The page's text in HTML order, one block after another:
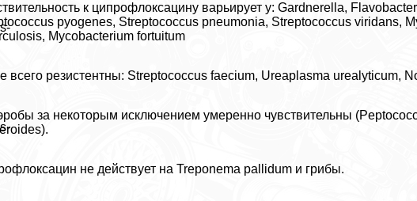
к ципрофлоксацину варьирует у: Gardnerella,
pyogenes, Streptococcus pneumonia, Streptococcus viridans,
Mycobacterium fortuitum
всего резистентны: Streptococcus faecium, Ureaplasma urealyticum,
за некоторым исключением умеренно чувствительны
не действует на Treponema pallidum и грибы.